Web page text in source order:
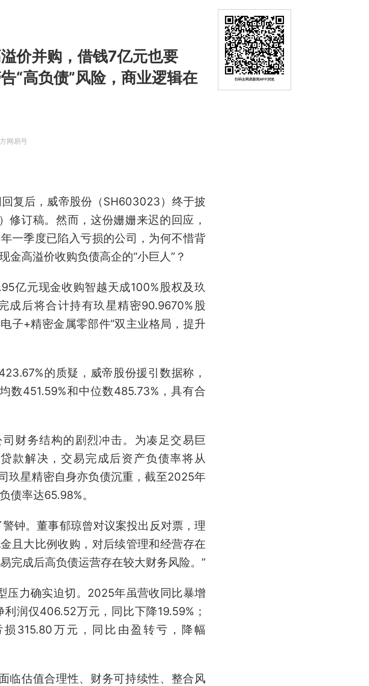
价并购，借钱7亿元也要
“高负债”风险，商业逻辑在
网易号
复后，威帝股份（SH603023）终于披
修订稿。然而，这份姗姗来迟的回应，
一季度已陷入亏损的公司，为何不惜背
金高溢价收购负债高企的“小巨人”？
亿元现金收购智越天成100%股权及玖
成后将合计持有玖星精密90.9670%股
子+精密金属零部件”双主业格局，提升
的质疑，威帝股份援引数据称，
数451.59%和中位数485.73%，具有合
财务结构的剧烈冲击。为凑足交易巨
款解决，交易完成后资产负债率将从
玖星精密自身亦负债沉重，截至2025年
债率达65.98%。
钟。董事郁琼曾对议案投出反对票，理
且大比例收购，对后续管理和经营存在
完成后高负债运营存在较大财务风险。”
压力确实迫切。2025年虽营收同比暴增
润仅406.52万元，同比下降19.59%；
315.80万元，同比由盈转亏，降幅
临估值合理性、财务可持续性、整合风
扫码去网易新闻APP浏览